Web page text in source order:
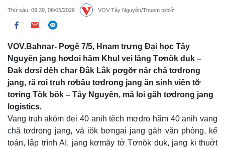
Thứ sáu, 09:39, 08/05/2026 VOV Tây Nguyên/Thuem tơblơ̆
VOV.Bahnar- Pơgê 7/5, Hnam trưng Đại học Tây
Nguyên jang hơdoi hăm Khul vei lăng Tơnŏk duk –
Đak dơsĭ dêh char Đắk Lắk pơgơ̆r năr chă tơdrong
jang, ră roi truh rơbâu tơdrong jang ăn sinh viên tơ̆
tơring Tŏk bŏk – Tây Nguyên, mă loi găh tơdrong jang
logistics.
Vang truh akŏm đei 40 anih tĕch mơdro hăm 40 anih vang
chă tơdrong jang, vă iŏk bơngai jang găh văn phòng, kế
toán, lập trình AI, jang kơmăy tơ̆ Tơnŏk duk, jang ki thuơ̆t